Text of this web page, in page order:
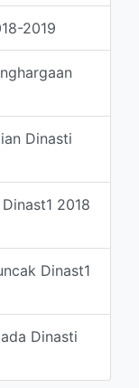
2019
Dinasti
2018
Dinast1
Dinasti